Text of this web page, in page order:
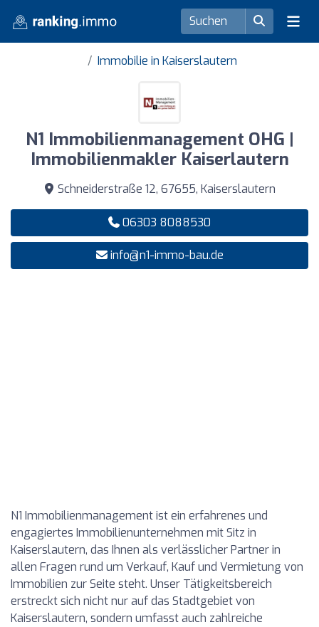
Immobilie in Kaiserslautern
N1 Immobilienmanagement OHG |
Immobilienmakler Kaiserlautern
Schneiderstraße 12, 67655, Kaiserslautern
06303 8088530
info@n1-immo-bau.de
N1 Immobilienmanagement ist ein erfahrenes und
engagiertes Immobilienunternehmen mit Sitz in
Kaiserslautern, das Ihnen als verlässlicher Partner in
allen Fragen rund um Verkauf, Kauf und Vermietung von
Immobilien zur Seite steht. Unser Tätigkeitsbereich
erstreckt sich nicht nur auf das Stadtgebiet von
Kaiserslautern, sondern umfasst auch zahlreiche